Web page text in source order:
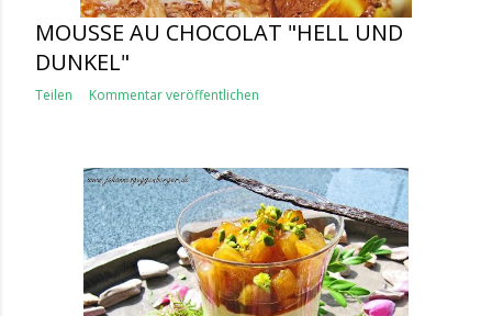
MOUSSE AU CHOCOLAT "HELL UND
DUNKEL"
Teilen Kommentar veröffentlichen